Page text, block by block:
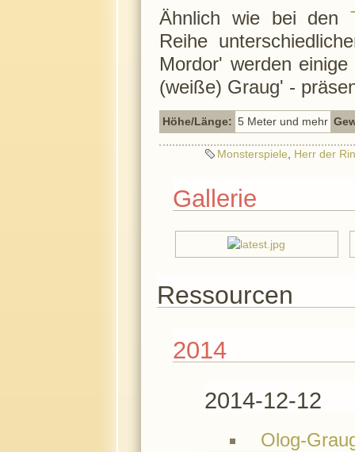
Ähnlich wie bei den
Reihe
Mordor' werden
(weiße) Graug' -
Höhe/Länge: 5 Meter und mehr
Monsterspiele, Herr der
Gallerie
Ressourcen
2014
2014-12-12
Olog-